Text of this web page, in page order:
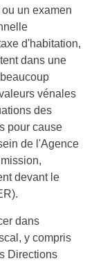
un examen
d'habitation,
dans une
vénales
des
pour cause
de l'Agence
devant le
dans
y compris
Directions